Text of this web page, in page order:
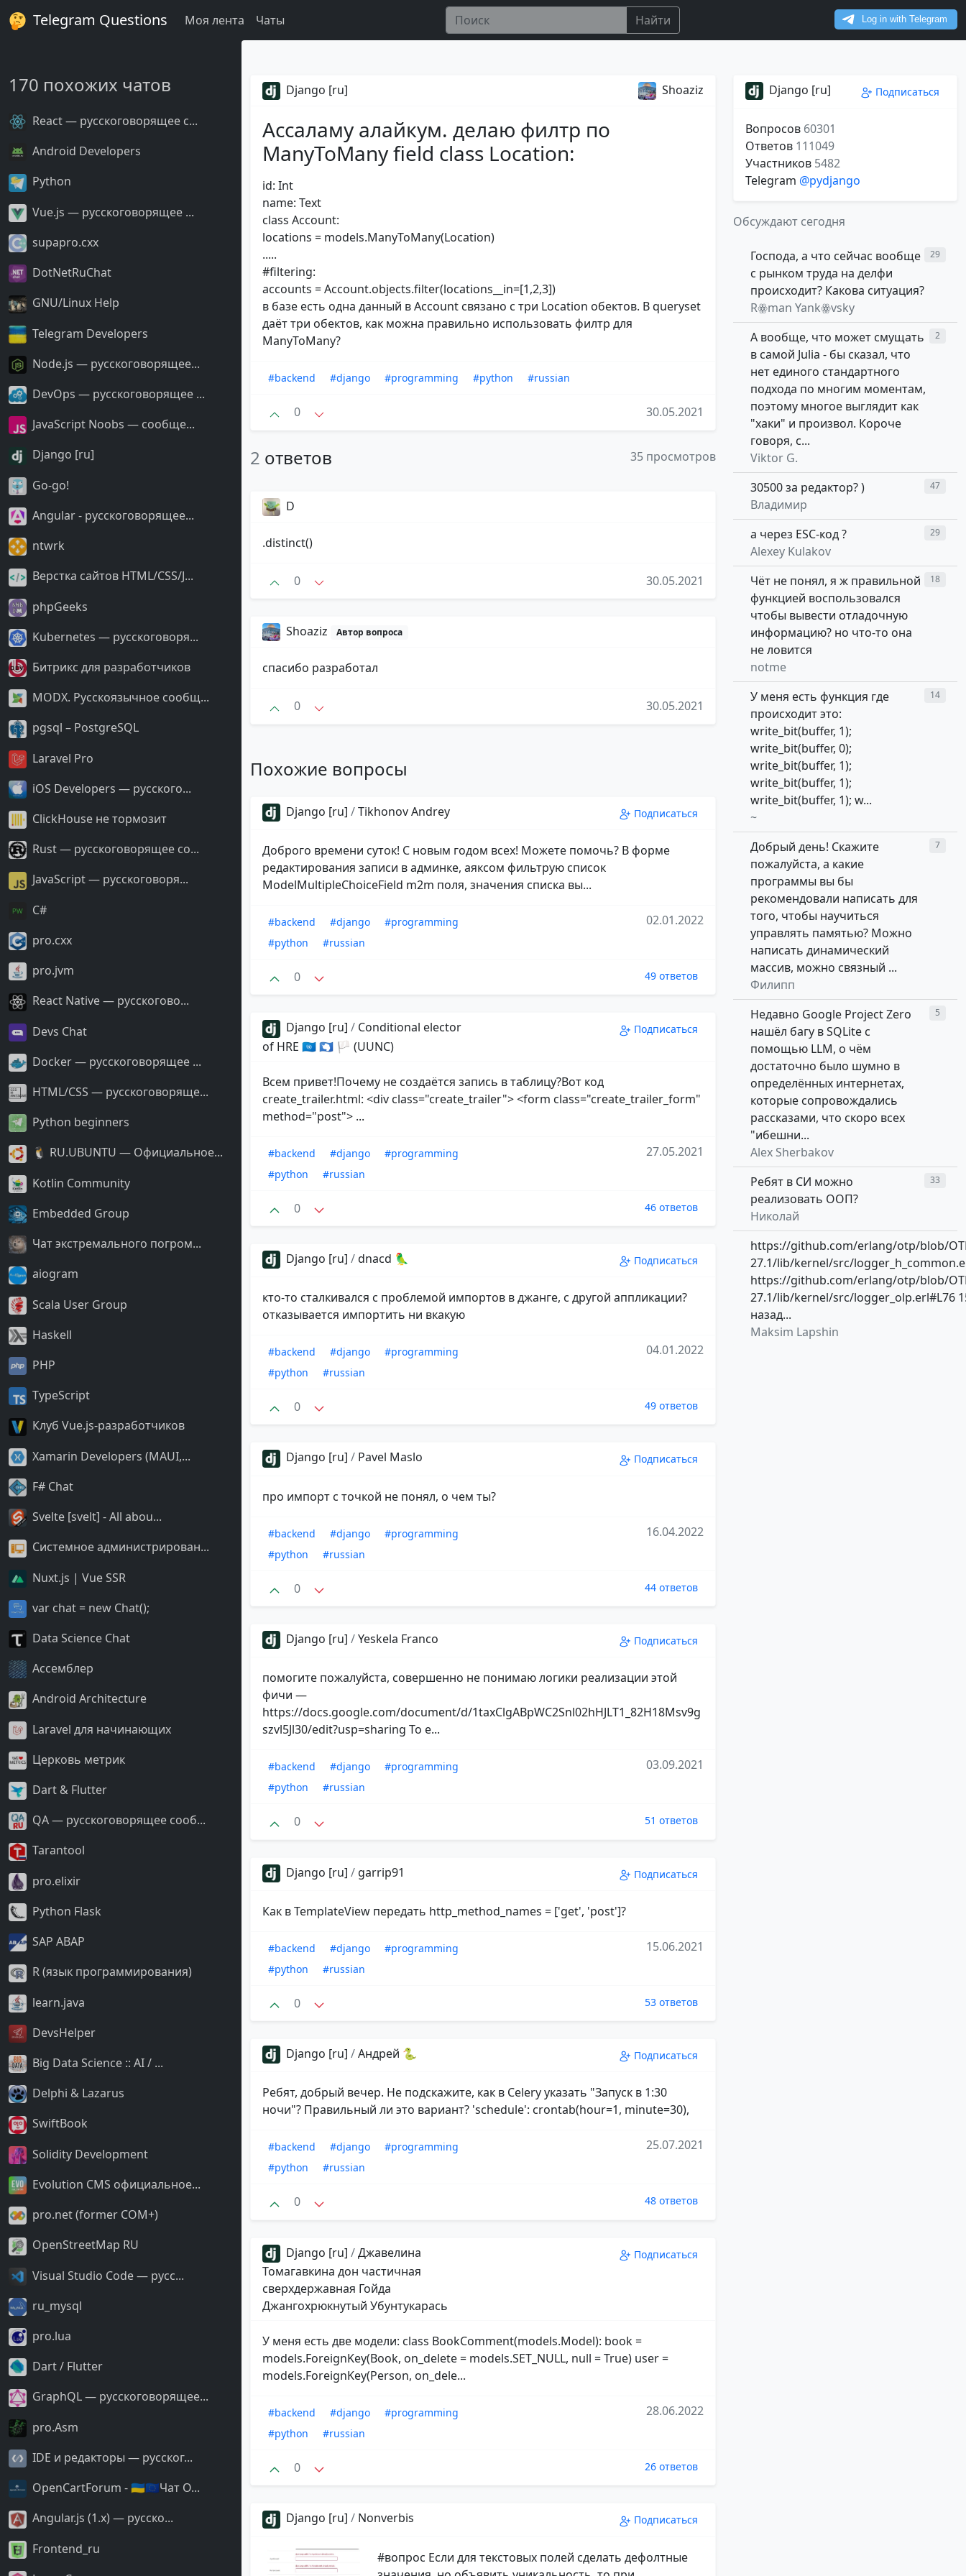
Telegram Questions Моя лента Чаты Найти
170 похожих чатов
React — русскоговорящее с...
Android Developers
Python
Vue.js — русскоговорящее ...
supapro.cxx
DotNetRuChat
GNU/Linux Help
Telegram Developers
Node.js — русскоговорящее...
DevOps — русскоговорящее ...
JavaScript Noobs — сообще...
Django [ru]
Go-go!
Angular - русскоговорящее...
ntwrk
Верстка сайтов HTML/CSS/J...
phpGeeks
Kubernetes — русскоговоря...
Битрикс для разработчиков
MODX. Русскоязычное сообщ...
pgsql – PostgreSQL
Laravel Pro
iOS Developers — русского...
ClickHouse не тормозит
Rust — русскоговорящее со...
JavaScript — русскоговоря...
С#
pro.cxx
pro.jvm
React Native — русскогово...
Devs Chat
Docker — русскоговорящее ...
HTML/CSS — русскоговоряще...
Python beginners
🐧 RU.UBUNTU — Официальное...
Kotlin Community
Embedded Group
Чат экстремального погром...
aiogram
Scala User Group
Haskell
PHP
TypeScript
Клуб Vue.js-разработчиков
Xamarin Developers (MAUI,...
F# Chat
Svelte [svelt] - All abou...
Системное администрирован...
Nuxt.js | Vue SSR
var chat = new Chat();
Data Science Chat
Ассемблер
Android Architecture
Laravel для начинающих
Церковь метрик
Dart & Flutter
QA — русскоговорящее сооб...
Tarantool
pro.elixir
Python Flask
SAP ABAP
R (язык программирования)
learn.java
DevsHelper
Big Data Science :: AI / ...
Delphi & Lazarus
SwiftBook
Solidity Development
Evolution CMS официальное...
pro.net (former COM+)
OpenStreetMap RU
Visual Studio Code — русс...
ru_mysql
pro.lua
Dart / Flutter
GraphQL — русскоговорящее...
pro.Asm
IDE и редакторы — русског...
OpenCartForum - 🇺🇦🇪🇺Чат O...
Angular.js (1.x) — русско...
Frontend_ru
Django [ru] Shoaziz
Ассаламу алайкум. делаю филтр по
ManyToMany field class Location:
id: Int
name: Text
class Account:
locations = models.ManyToMany(Location)
.....
#filtering:
accounts = Account.objects.filter(locations__in=[1,2,3])
в базе есть одна данный в Account cвязано с три Location обектов. В queryset
даёт три обектов, как можна правильно использовать филтр для
ManyToMany?
#backend #django #programming #python #russian
0 30.05.2021
2 ответов 35 просмотров
D
.distinct()
0 30.05.2021
Shoaziz Автор вопроса
спасибо разработал
0 30.05.2021
Похожие вопросы
Django [ru] /Tikhonov Andrey Подписаться
Доброго времени суток! С новым годом всех! Можете помочь? В форме
редактирования записи в админке, аяксом фильтрую список
ModelMultipleChoiceField m2m поля, значения списка вы...
#backend #django
#programming
#python
#russian
02.01.2022
0 49 ответов
Django [ru] / Conditional elector
of HRE 🇺🇳 🇦🇶 🏳 (UUNC)
Подписаться
Всем привет!Почему не создаётся запись в таблицу?Вот код
create_trailer.html: <div class="create_trailer"> <form class="create_trailer_form"
method="post"> ...
#backend #django
#programming
#python
#russian
27.05.2021
0 46 ответов
Django [ru] /dnacd 🦜 Подписаться
кто-то сталкивался с проблемой импортов в джанге, с другой аппликации?
отказывается импортить ни вкакую
#backend #django
#programming
#python
#russian
04.01.2022
0 49 ответов
Django [ru] / Pavel Maslo Подписаться
про импорт с точкой не понял, о чем ты?
#backend #django
#programming
#python
#russian
16.04.2022
0 44 ответов
Django [ru] /Yeskela Franco Подписаться
помогите пожалуйста, совершенно не понимаю логики реализации этой
фичи —
https://docs.google.com/document/d/1taxClgABpWC2Snl02hHJLT1_82H18Msv9g
szvl5Jl30/edit?usp=sharing То е...
#backend #django
#programming
#python
#russian
03.09.2021
0 51 ответов
Django [ru] / garrip91 Подписаться
Как в TemplateView передать http_method_names = ['get', 'post']?
#backend #django
#programming
#python
#russian
15.06.2021
0 53 ответов
Django [ru] /Андрей 🐍 Подписаться
Ребят, добрый вечер. Не подскажите, как в Celery указать "Запуск в 1:30
ночи"? Правильный ли это вариант? 'schedule': crontab(hour=1, minute=30),
#backend #django
#programming
#python
#russian
25.07.2021
0 48 ответов
Django [ru] /Джавелина
Томагавкина дон частичная
сверхдержавная Гойда
Джангохрюкнутый Убунтукарась
Подписаться
У меня есть две модели: class BookComment(models.Model): book =
models.ForeignKey(Book, on_delete = models.SET_NULL, null = True) user =
models.ForeignKey(Person, on_dele...
#backend #django
#programming
#python
#russian
28.06.2022
0 26 ответов
Django [ru] / Nonverbis Подписаться
#вопрос Если для текстовых полей сделать дефолтные
Django [ru] Подписаться
Вопросов 60301
Ответов 111049
Участников 5482
Telegram @pydjango
Обсуждают сегодня
Господа, а что сейчас вообще
с рынком труда на делфи
происходит? Какова ситуация?
Rꙮman Yankꙮvsky
29
А вообще, что может смущать
в самой Julia - бы сказал, что
нет единого стандартного
подхода по многим моментам,
поэтому многое выглядит как
"хаки" и произвол. Короче
говоря, с...
Viktor G.
2
30500 за редактор? )
Владимир
47
а через ESC-код ?
Alexey Kulakov
29
Чёт не понял, я ж правильной
функцией воспользовался
чтобы вывести отладочную
информацию? но что-то она
не ловится
notme
18
У меня есть функция где
происходит это:
write_bit(buffer, 1);
write_bit(buffer, 0);
write_bit(buffer, 1);
write_bit(buffer, 1);
write_bit(buffer, 1); w...
~
14
Добрый день! Скажите
пожалуйста, а какие
программы вы бы
рекомендовали написать для
того, чтобы научиться
управлять памятью? Можно
написать динамический
массив, можно связный ...
Филипп
7
Недавно Google Project Zero
нашёл багу в SQLite с
помощью LLM, о чём
достаточно было шумно в
определённых интернетах,
которые сопровождались
рассказами, что скоро всех
"ибешни...
Alex Sherbakov
5
Ребят в СИ можно
реализовать ООП?
Николай
33
https://github.com/erlang/otp/blob/
27.1/lib/kernel/src/
https://github.com/erlang/otp/blob/
27.1/lib/kernel/src/logger_olp.erl#L76
назад...
Maksim Lapshin